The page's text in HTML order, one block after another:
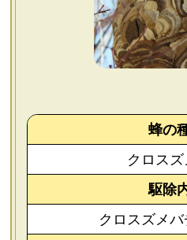
個人情報
蜂の
クロス
駆除
クロスズメ